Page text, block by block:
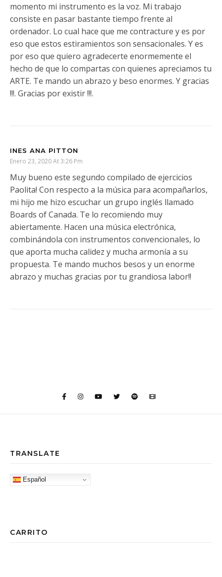
momento mi instrumento es la voz. Mi trabajo
consiste en pasar bastante tiempo frente al
ordenador. Lo cual hace que me contracture y es por
eso que estos estiramientos son sensacionales. Y es
por eso que quiero agradecerte enormemente el
hecho de que lo compartas con quienes apreciamos tu
ARTE. Te mando un abrazo y beso enormes. Y gracias
!!!. Gracias por existir !!!.
INES ANA PITTON
Enero 23, 2020 At 3:26 Pm
Muy bueno este segundo compilado de ejercicios
Paolita! Con respecto a la música para acompañarlos,
mi hijo me hizo escuchar un grupo inglés llamado
Boards of Canada. Te lo recomiendo muy
abiertamente. Hacen una música electrónica,
combinándola con instrumentos convencionales, lo
que aporta mucha calidez y mucha armonía a su
propuesta. Te mando muchos besos y un enorme
abrazo y muchas gracias por tu grandiosa labor!!
TRANSLATE
Español
CARRITO